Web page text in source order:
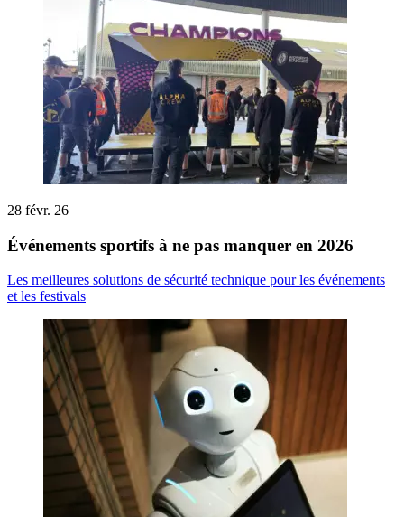
28 févr. 26
Événements sportifs à ne pas manquer en 2026
Les meilleures solutions de sécurité technique pour les événements
et les festivals